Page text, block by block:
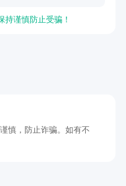
，拥有节假日福利及
持谨慎防止受骗！
慎，防止诈骗。如有不